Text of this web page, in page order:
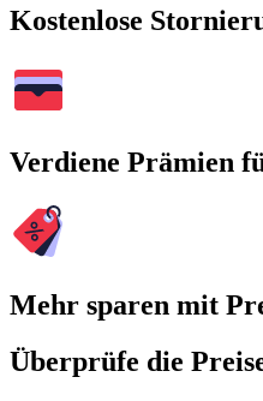
Kostenlose
Verdiene Prämien
Mehr sparen mit
Überprüfe die